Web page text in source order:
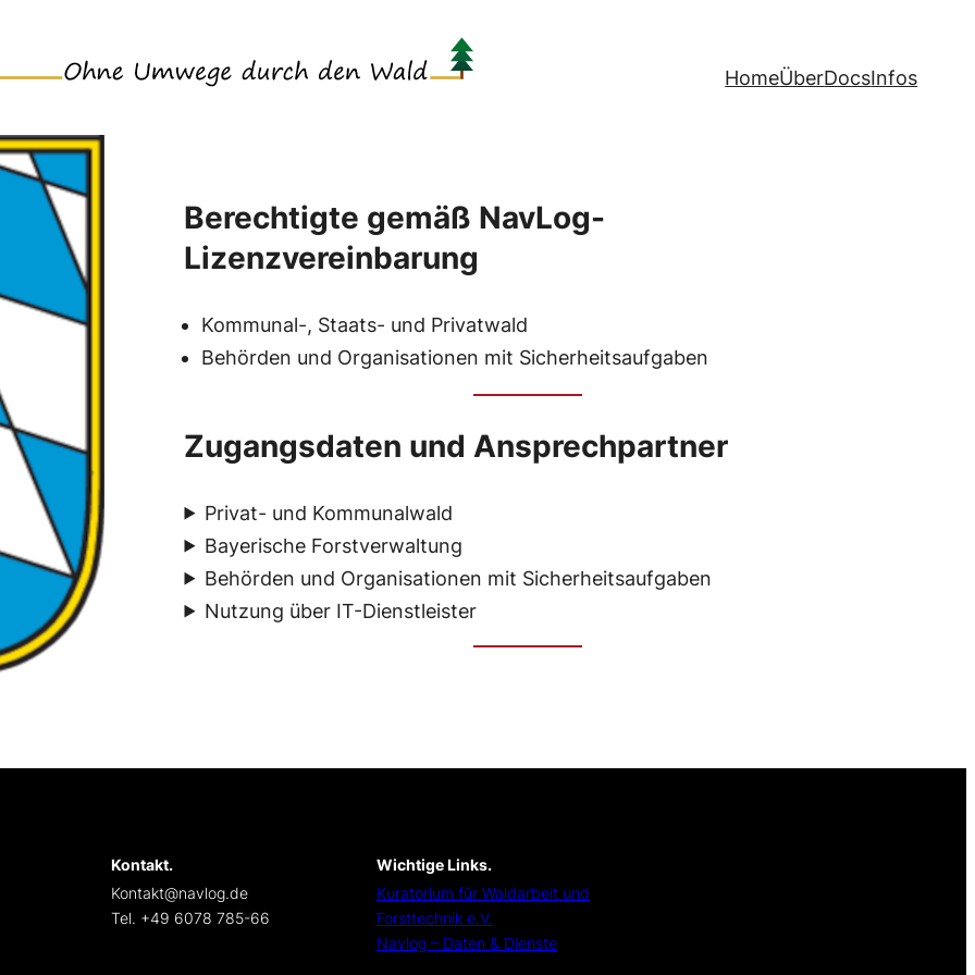
HomeÜberDocsInfos
Berechtigte gemäß NavLog-
Lizenzvereinbarung
Kommunal-, Staats- und Privatwald
Behörden und Organisationen mit Sicherheitsaufgaben
Zugangsdaten und Ansprechpartner
Privat- und Kommunalwald
Bayerische Forstverwaltung
Behörden und Organisationen mit Sicherheitsaufgaben
Nutzung über IT-Dienstleister
Kontakt.
Kontakt@navlog.de
Tel. +49 6078 785-66
Wichtige Links.
Kuratorium für Waldarbeit und
Forsttechnik e.V.
Navlog – Daten & Dienste